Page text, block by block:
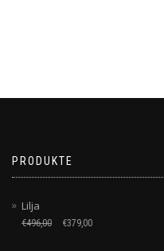
PRODUKTE
Lilja
€496,00 €379,00